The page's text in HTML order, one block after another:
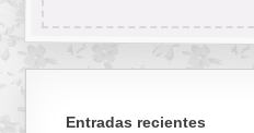
Entradas recientes